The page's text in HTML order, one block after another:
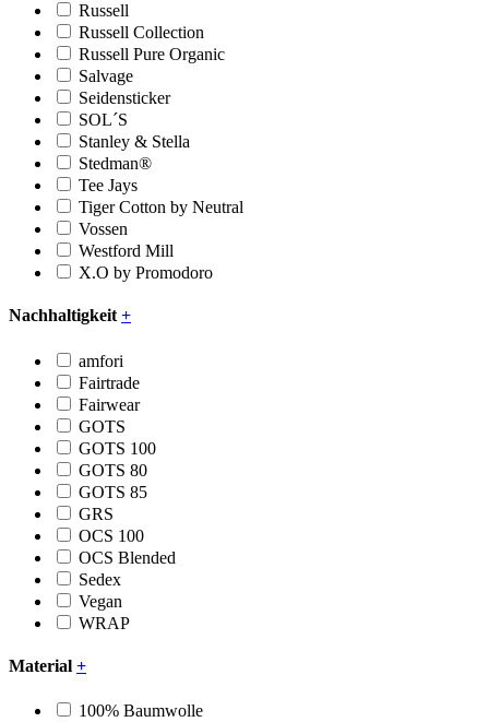
Russell
Russell Collection
Russell Pure Organic
Salvage
Seidensticker
SOL´S
Stanley & Stella
Stedman®
Tee Jays
Tiger Cotton by Neutral
Vossen
Westford Mill
X.O by Promodoro
Nachhaltigkeit+
amfori
Fairtrade
Fairwear
GOTS
GOTS 100
GOTS 80
GOTS 85
GRS
OCS 100
OCS Blended
Sedex
Vegan
WRAP
Material +
100% Baumwolle